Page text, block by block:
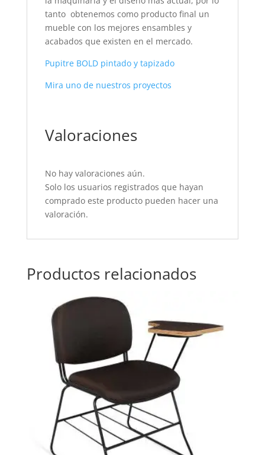
tanto obtenemos como producto final un
mueble con los mejores ensambles y
acabados que existen en el mercado.
Pupitre BOLD pintado y tapizado
Mira uno de nuestros proyectos
Valoraciones
No hay valoraciones aún.
Solo los usuarios registrados que hayan
comprado este producto pueden hacer una
valoración.
Productos relacionados